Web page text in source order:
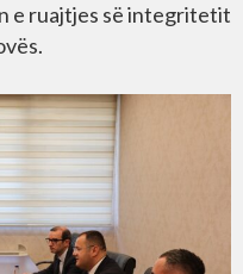
e ruajtjes së integritetit